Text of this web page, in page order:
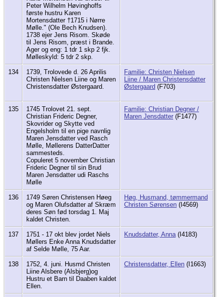
Peter Wilhelm Høvinghoffs
første hustru Karen
Mortensdatter †1715 i Nørre
Mølle." (Ole Bech Knudsen).
1738 ejer Jens Risom. Skøde
til Jens Risom, præst i Brande.
Ager og eng: 1 tdr 1 skp 2 fjk.
Mølleskyld: 5 tdr 2 skp.
134
1739, Trolovede d. 26 Aprilis
Christen Nielsen Liine og Maren
Christensdatter Østergaard.
Familie: Christen Nielsen
Liine / Maren Christensdatter
Østergaard (F703)
135
1745 Trolovet 21. sept.
Christian Frideric Degner,
Skovrider og Skytte ved
Engelsholm til en pige navnlig
Maren Jensdatter ved Rasch
Mølle, Møllerens DatterDatter
sammesteds.
Copuleret 5 november Christian
Frideric Degner til sin Brud
Maren Jensdatter udi Raschs
Mølle
Familie: Christian Degner /
Maren Jensdatter (F1477)
136
1749 Søren Christensen Høeg
og Maren Olufsdatter af Skræm
deres Søn fød torsdag 1. Maj
kaldet Christen.
Høg, Husmand, tømmermand
Christen Sørensen (I4569)
137
1751 - 17 okt blev jordet Niels
Møllers Enke Anna Knudsdatter
af Selde Mølle, 75 Aar.
Knudsdatter, Anna(I4183)
138
1752, 4. juni. Husmd Christen
Liine Alsbere (Alsbjerg)og
Hustru et Barn til Daaben kaldet
Ellen.
Christensdatter, Ellen (I1663)